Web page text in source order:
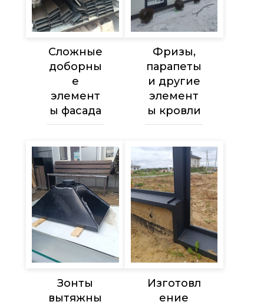
Сложные
доборны
е
элемент
ы фасада
Фризы,
парапеты
и другие
элемент
ы кровли
Зонты
вытяжны
Изготовл
ение